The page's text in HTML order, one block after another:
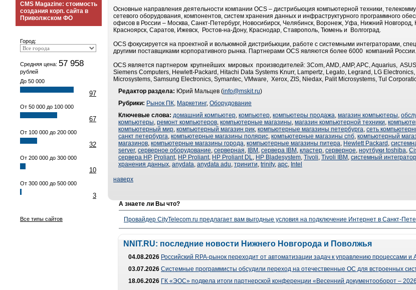
CMS Magazine: стоимость
создания корп. сайта в
Приволжском ФО
Город:
Средняя цена: 57 958
рублей
До 50 000
97
От 50 000 до 100 000
67
От 100 000 до 200 000
32
От 200 000 до 300 000
10
От 300 000 до 500 000
3
Все типы сайтов
Основные направления деятельности компании OCS – дистрибьюция компьютерной техники,
сетевого оборудования, компонентов, систем хранения данных и инфраструктурного программного
офисов в России – Москва, Санкт-Петербург, Новосибирск, Челябинск, Воронеж, Уфа, Нижний Новгород,
Красноярск, Саратов, Ижевск, Ростов-на-Дону, Краснодар, Ставрополь, Тюмень и Волгоград.
OCS фокусируется на проектной и вольюмной дистрибьюции, работе с системными интеграторами,
другими поставщиками корпоративного рынка. Партнерами OCS являются более 6000 компаний России.
OCS является партнером крупнейших мировых производителей: 3Com, AMD, AMP, APC, Aquarius,
Siemens Computers, Hewlett-Packard, Hitachi Data Systems Knurr, Lampertz, Legato, Legrand, LG
Microsystems, Samsung Electronics, Symantec, VMware, Xerox, ZIS, Niedax, Palit Microsystems, Tul
Редактор раздела: Юрий Мальцев (info@mskit.ru)
Рубрики: Рынок ПК, Маркетинг, Оборудование
Ключевые слова: домашний компьютер, компьютер, компьютеры продажа, магазин компьютеры,
компьютеры, ремонт компьютеров, компьютерные магазины, магазин компьютерной техники,
компьютерный мир, компьютерный магазин рик, компьютерные магазины петербурга, сеть
санкт петербурга, компьютерные магазины полярис, компьютерные магазины спб, компьютерный
магазинов, компьютерные магазины города, компьютерные магазины питера, Hewlett Packard ,
server, серверное оборудование, серверная, IBM , сервера IBM , кластер, серверное, ноутбуки toshiba,
сервера HP, Proliant, HP Proliant, HP Proliant DL, HP Bladesystem, Tivoli, Tivoli IBM , системный интегратор
хранения данных, anydata, anydata adu, тринити, trinity, apc, Intel
наверх
А знаете ли Вы что?
Провайдер CityTelecom.ru предлагает вам выгодные условия на подключение Интернет в Санкт-
NNIT.RU: последние новости Нижнего Новгорода и Поволжья
04.08.2026 Российский RPA-рынок переходит от автоматизации задач к управлению процессами и
03.07.2026 Системные программисты обсудили переход на отечественные ОС для встроенных
18.06.2026 ГК «ЭОС» подвела итоги партнерской конференции «Весенний документооборот –